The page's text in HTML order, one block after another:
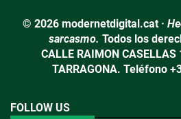
© 2026 modernetdigital.cat ·
sarcasmo. Todos los
CALLE RAIMON
TARRAGONA. Teléfono
FOLLOW US